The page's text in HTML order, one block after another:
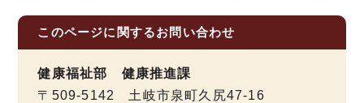
このページに関するお問い合わせ
健康福祉部 健康推進課
〒509-5142 土岐市泉町久尻47-16